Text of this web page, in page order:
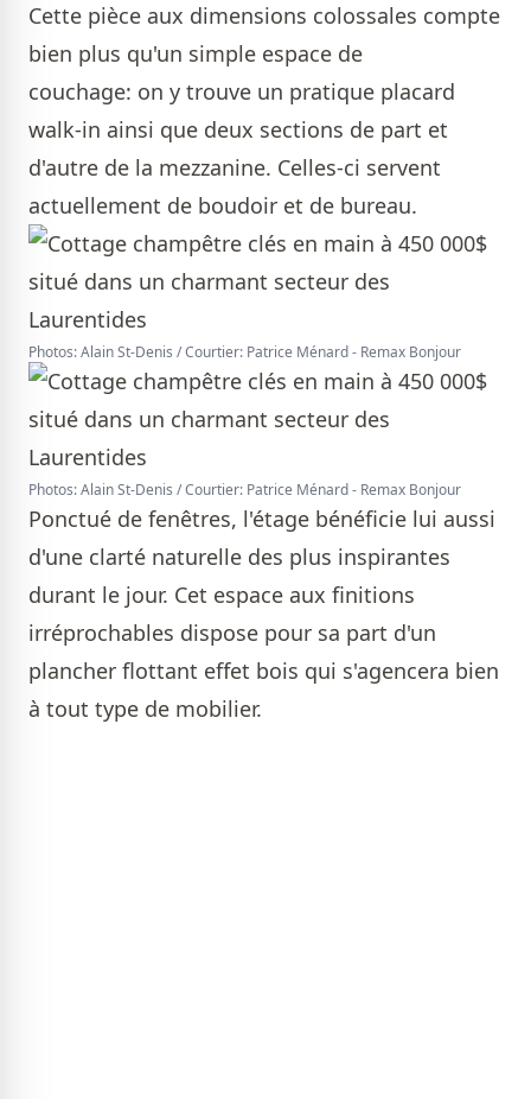
Cette pièce aux dimensions colossales compte
bien plus qu'un simple espace de
couchage: on y trouve un pratique placard
walk-in ainsi que deux sections de part et
d'autre de la mezzanine. Celles-ci servent
actuellement de boudoir et de bureau.
Photos: Alain St-Denis / Courtier: Patrice Ménard - Remax Bonjour
Photos: Alain St-Denis / Courtier: Patrice Ménard - Remax Bonjour
Ponctué de fenêtres, l'étage bénéficie lui aussi
d'une clarté naturelle des plus inspirantes
durant le jour. Cet espace aux finitions
irréprochables dispose pour sa part d'un
plancher flottant effet bois qui s'agencera bien
à tout type de mobilier.